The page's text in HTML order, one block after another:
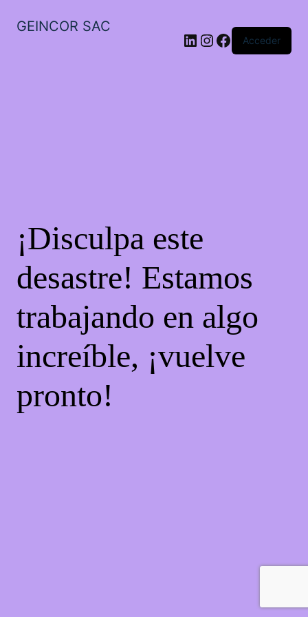
GEINCOR SAC
LinkedIn
Instagram
Facebook
Acceder
¡Disculpa este
desastre! Estamos
trabajando en algo
increíble, ¡vuelve
pronto!